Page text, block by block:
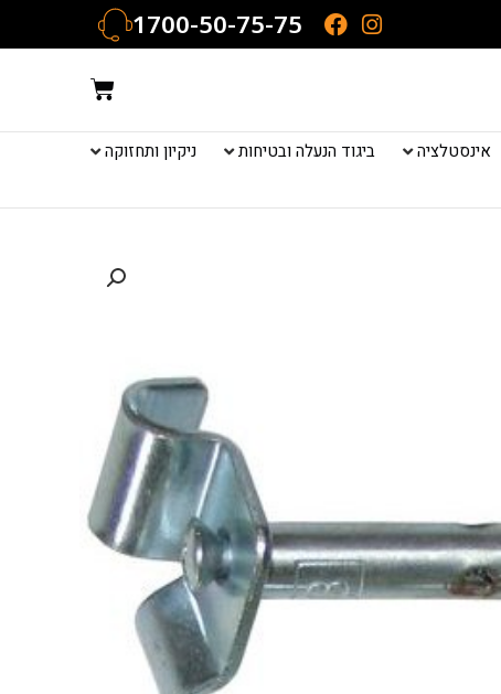
1700-50-75-75
עגלת
קניות
אינסטלציה ביגוד הנעלה ובטיחות
ניקיון ותחזוקה